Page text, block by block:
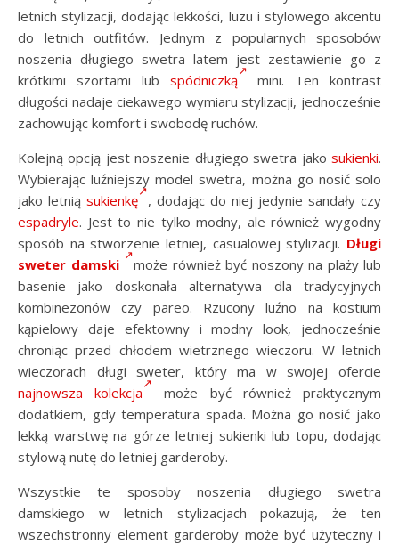
letnich stylizacji, dodając lekkości, luzu i stylowego akcentu
do letnich outfitów. Jednym z popularnych sposobów
noszenia długiego swetra latem jest zestawienie go z
krótkimi szortami lub spódniczką
mini. Ten kontrast
długości nadaje ciekawego wymiaru stylizacji, jednocześnie
zachowując komfort i swobodę ruchów.
Kolejną opcją jest noszenie długiego swetra jako sukienki.
Wybierając luźniejszy model swetra, można go nosić solo
jako letnią sukienkę , dodając do niej jedynie sandały czy
espadryle. Jest to nie tylko modny, ale również wygodny
sposób na stworzenie letniej, casualowej stylizacji. Długi
sweter damski
może również być noszony na plaży lub
basenie jako doskonała alternatywa dla tradycyjnych
kombinezonów czy pareo. Rzucony luźno na kostium
kąpielowy daje efektowny i modny look, jednocześnie
chroniąc przed chłodem wietrznego wieczoru. W letnich
wieczorach długi sweter, który ma w swojej ofercie
najnowsza kolekcja
może być również praktycznym
dodatkiem, gdy temperatura spada. Można go nosić jako
lekką warstwę na górze letniej sukienki lub topu, dodając
stylową nutę do letniej garderoby.
Wszystkie te sposoby noszenia długiego swetra
damskiego w letnich stylizacjach pokazują, że ten
wszechstronny element garderoby może być użyteczny i